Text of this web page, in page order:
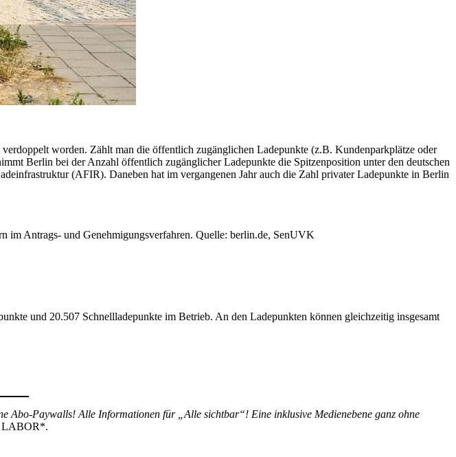
worden. Zählt man die öffentlich zugänglichen Ladepunkte (z.B. Kundenparkplätze oder
Berlin bei der Anzahl öffentlich zugänglicher Ladepunkte die Spitzenposition unter den deutschen
(AFIR). Daneben hat im vergangenen Jahr auch die Zahl privater Ladepunkte in Berlin
im Antrags- und Genehmigungsverfahren. Quelle: berlin.de, SenUVK
und 20.507 Schnellladepunkte im Betrieb. An den Ladepunkten können gleichzeitig insgesamt
Paywalls! Alle Informationen für „Alle sichtbar“! Eine inklusive Medienebene ganz ohne